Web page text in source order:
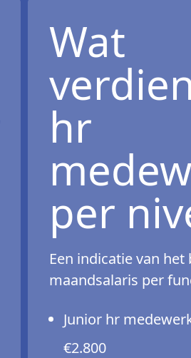
Wat
hr
per
Een indicatie van het
maandsalaris per
Junior hr
€2.800